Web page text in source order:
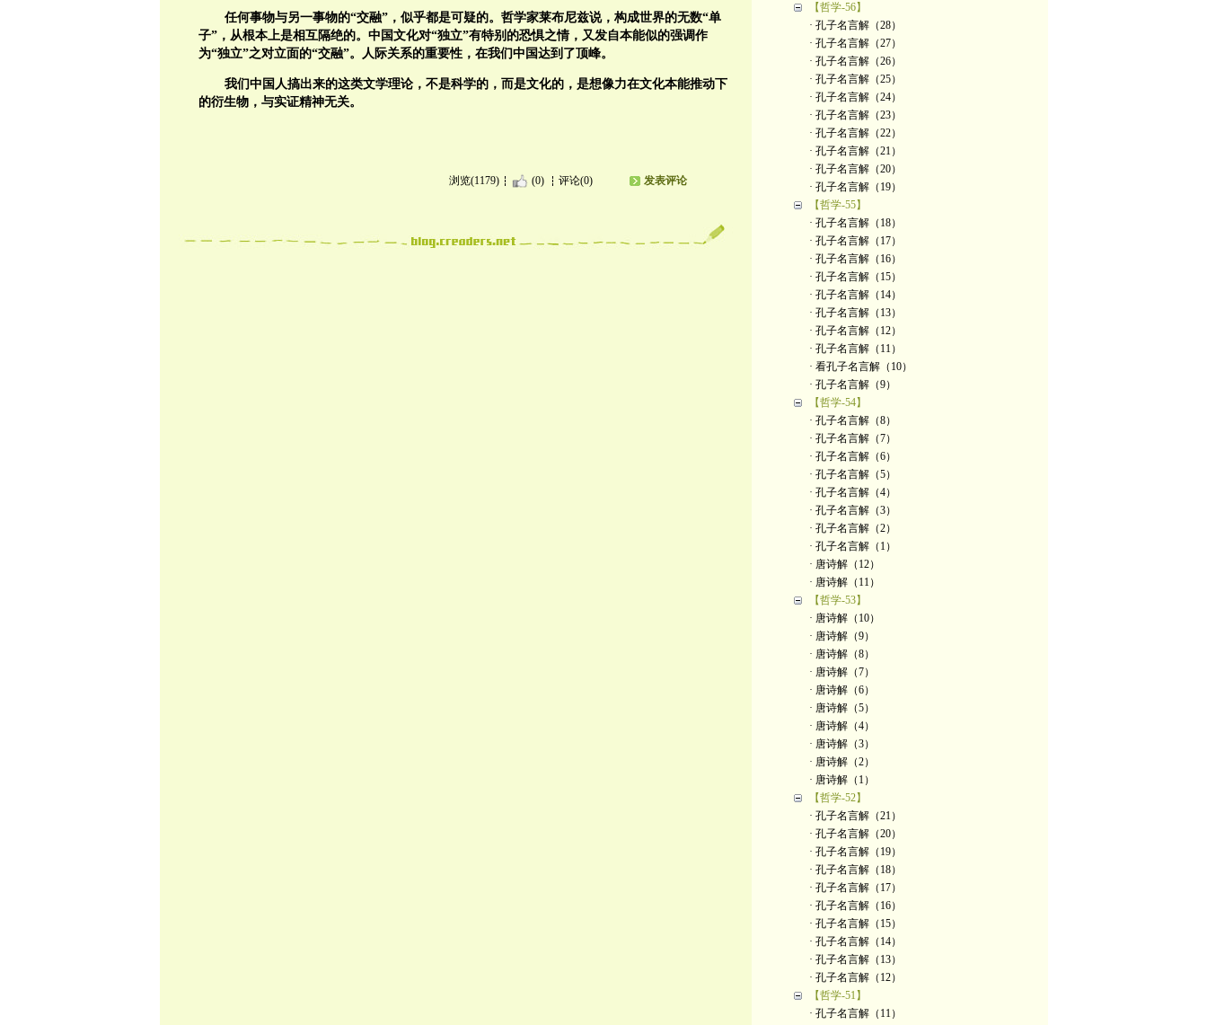
任何事物与另一事物的“交融”，似乎都是可疑的。哲学家莱布尼兹说，构成世界的无数“单
子”，从根本上是相互隔绝的。中国文化对“独立”有特别的恐惧之情，又发自本能似的强调作
为“独立”之对立面的“交融”。人际关系的重要性，在我们中国达到了顶峰。
我们中国人搞出来的这类文学理论，不是科学的，而是文化的，是想像力在文化本能推动下
的衍生物，与实证精神无关。
浏览(1179) (0) 评论(0) 发表评论
【哲学-56】
· 孔子名言解（28）
· 孔子名言解（27）
· 孔子名言解（26）
· 孔子名言解（25）
· 孔子名言解（24）
· 孔子名言解（23）
· 孔子名言解（22）
· 孔子名言解（21）
· 孔子名言解（20）
· 孔子名言解（19）
【哲学-55】
· 孔子名言解（18）
· 孔子名言解（17）
· 孔子名言解（16）
· 孔子名言解（15）
· 孔子名言解（14）
· 孔子名言解（13）
· 孔子名言解（12）
· 孔子名言解（11）
· 看孔子名言解（10）
· 孔子名言解（9）
【哲学-54】
· 孔子名言解（8）
· 孔子名言解（7）
· 孔子名言解（6）
· 孔子名言解（5）
· 孔子名言解（4）
· 孔子名言解（3）
· 孔子名言解（2）
· 孔子名言解（1）
· 唐诗解（12）
· 唐诗解（11）
【哲学-53】
· 唐诗解（10）
· 唐诗解（9）
· 唐诗解（8）
· 唐诗解（7）
· 唐诗解（6）
· 唐诗解（5）
· 唐诗解（4）
· 唐诗解（3）
· 唐诗解（2）
· 唐诗解（1）
【哲学-52】
· 孔子名言解（21）
· 孔子名言解（20）
· 孔子名言解（19）
· 孔子名言解（18）
· 孔子名言解（17）
· 孔子名言解（16）
· 孔子名言解（15）
· 孔子名言解（14）
· 孔子名言解（13）
· 孔子名言解（12）
【哲学-51】
· 孔子名言解（11）